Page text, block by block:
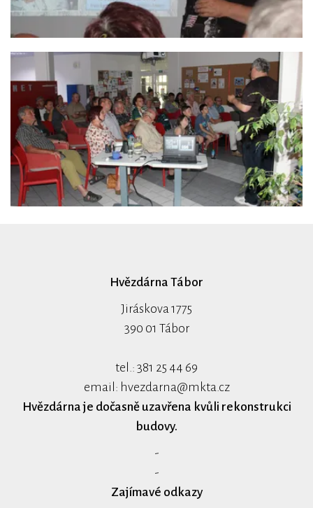
Hvězdárna Tábor
Jiráskova 1775
390 01 Tábor
tel.: 381 25 44 69
email: hvezdarna@mkta.cz
Hvězdárna je dočasně uzavřena kvůli rekonstrukci
budovy.
-
-
Zajímavé odkazy